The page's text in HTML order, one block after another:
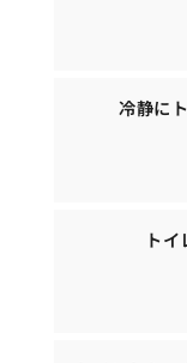
冷静に
ト